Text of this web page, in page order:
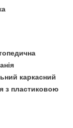
каркасний
з пластиковою